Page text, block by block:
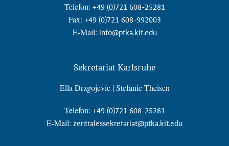
Telefon: +49 (0)721 608-25281
Fax: +49 (0)721 608-992003
E-Mail: info@ptka.kit.edu
Sekretariat Karlsruhe
Ella Dragojevic | Stefanie Theisen
Telefon: +49 (0)721 608-25281
E-Mail: zentralessekretariat@ptka.kit.edu